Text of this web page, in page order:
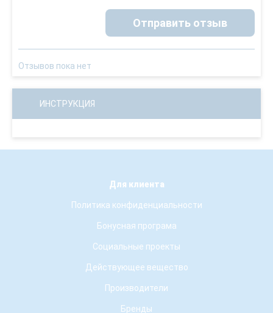
Отправить отзыв
Отзывов пока нет
ИНСТРУКЦИЯ
Для клиента
Политика конфиденциальности
Бонусная програма
Социальные проекты
Действующее вещество
Производители
Бренды